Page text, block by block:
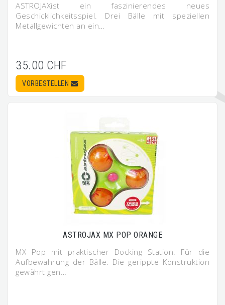
ASTROJAXist ein faszinierendes neues
Geschicklichkeitsspiel. Drei Bälle mit speziellen
Metallgewichten an ein…
35.00 CHF
VORBESTELLEN
ASTROJAX MX POP ORANGE
MX Pop mit praktischer Docking Station. Für die
Aufbewahrung der Bälle. Die gerippte Konstruktion
gewährt gen…